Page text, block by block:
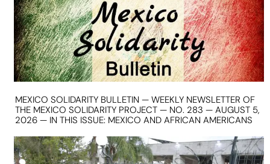
MEXICO SOLIDARITY BULLETIN — WEEKLY NEWSLETTER OF
THE MEXICO SOLIDARITY PROJECT — NO. 283 — AUGUST 5,
2026 — IN THIS ISSUE: MEXICO AND AFRICAN AMERICANS